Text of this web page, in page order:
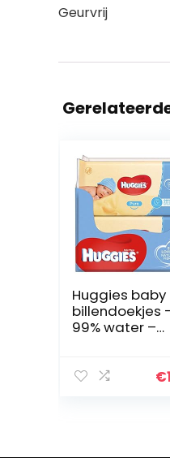
Geurvrij
Huggies baby
billendoekjes
99% water –
€